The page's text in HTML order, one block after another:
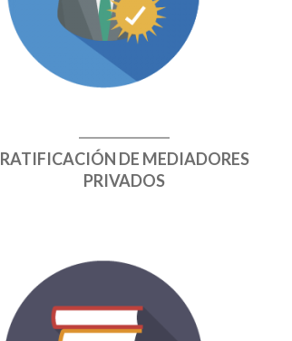
RATIFICACIÓN DE MEDIADORES
PRIVADOS